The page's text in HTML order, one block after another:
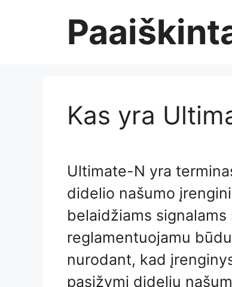
Kas yra
Ultimate-N yra
didelio našumo
belaidžiams
reglamentuojamu
nurodant, kad
pasižymi dideliu